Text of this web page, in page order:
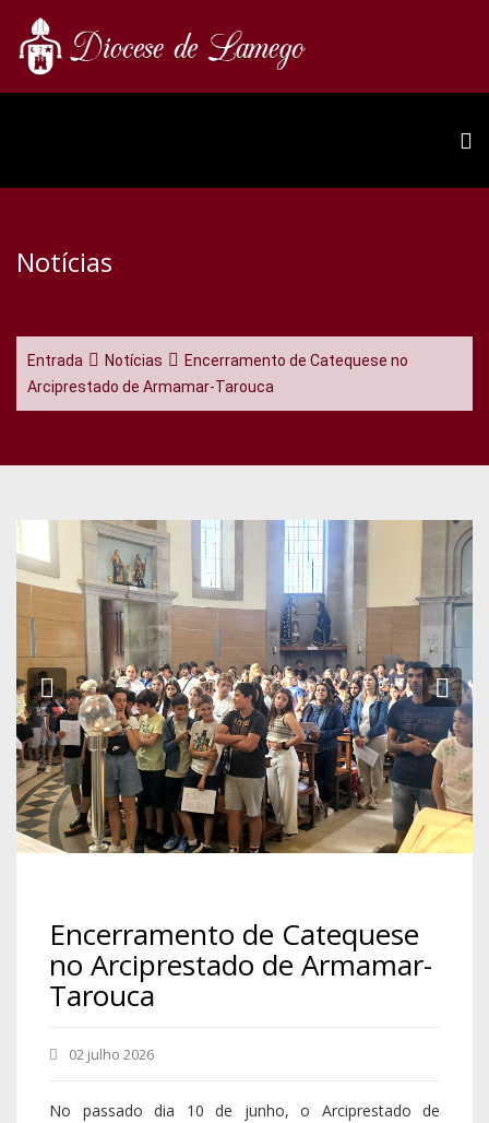
Notícias
Entrada Notícias
Encerramento de Catequese no
Arciprestado de Armamar-Tarouca
Previous
Encerramento de Catequese
no Arciprestado de Armamar-
Tarouca
02 julho 2026
No passado dia 10 de junho, o Arciprestado de